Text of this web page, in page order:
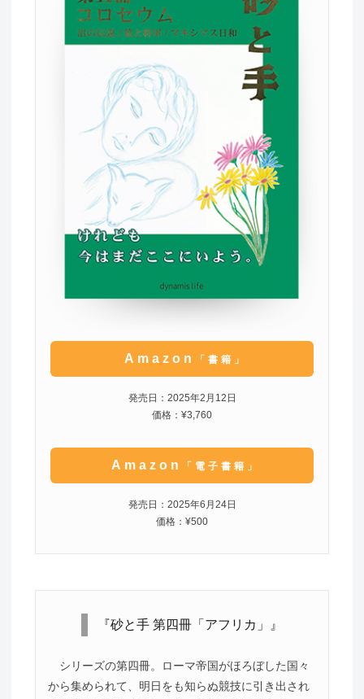
Amazon 「書籍」
発売日：2025年2月12日
価格：¥3,760
Amazon 「電子書籍」
発売日：2025年6月24日
価格：¥500
『砂と手 第四冊「アフリカ」』
シリーズの第四冊。ローマ帝国がほろぼした国々
から集められて、明日をも知らぬ競技に引き出され